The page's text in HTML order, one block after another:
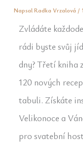
Napsal Radka Vrzalová /
Zvládáte
rádi byste svůj
dny? Třetí kniha
120 nových
tabuli. Získáte
Velikonoce a
pro svatební